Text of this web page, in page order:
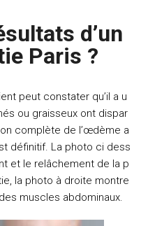
d’un
Paris ?
peut constater qu’il a u
ou graisseux ont dispar
complète de l’œdème a
définitif. La photo ci dess
et le relâchement de la p
la photo à droite montre
muscles abdominaux.